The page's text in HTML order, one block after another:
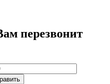
перезвонит